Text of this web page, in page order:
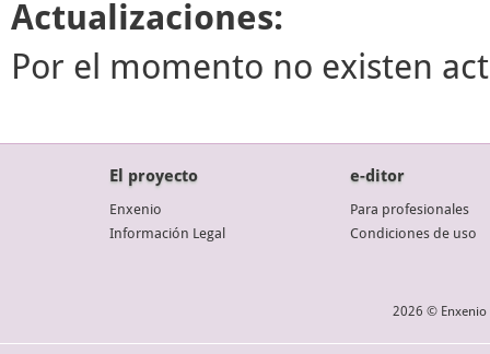
Actualizaciones:
Por el momento no existen
El proyecto
Enxenio
Información Legal
e-ditor
Para profesionales
Condiciones de uso
2026 © Enxenio